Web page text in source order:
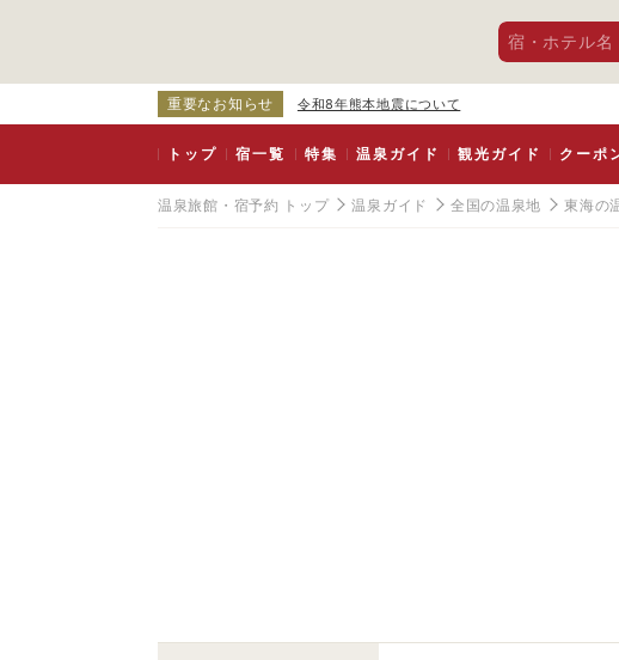
宿・ホテル名
重要なお知らせ 令和8年熊本地震について
トップ 宿一覧 特集 温泉ガイド 観光ガイド クーポ
温泉旅館・宿予約 トップ 温泉ガイド 全国の温泉地 東海の